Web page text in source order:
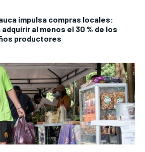
impulsa compras locales:
al menos el 30 % de los
productores